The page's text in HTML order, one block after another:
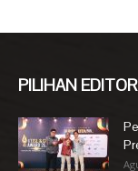
PILIHAN EDITOR